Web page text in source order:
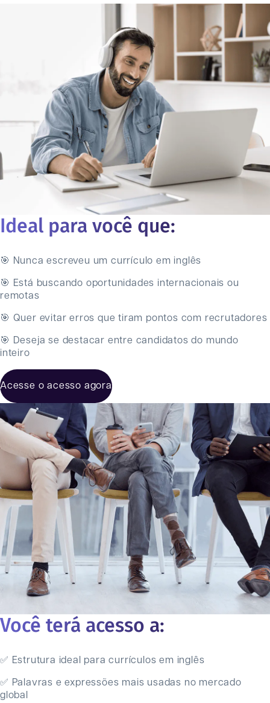
Ideal para você que:
🎯 Nunca escreveu um currículo em inglês
🎯 Está buscando oportunidades internacionais ou
remotas
🎯 Quer evitar erros que tiram pontos com recrutadores
🎯 Deseja se destacar entre candidatos do mundo
inteiro
Acesse o acesso agora
Você terá acesso a:
✅ Estrutura ideal para currículos em inglês
✅ Palavras e expressões mais usadas no mercado
global